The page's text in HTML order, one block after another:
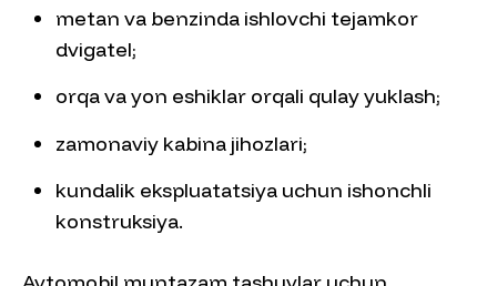
metan va benzinda ishlovchi tejamkor
dvigatel;
orqa va yon eshiklar orqali qulay yuklash;
zamonaviy kabina jihozlari;
kundalik ekspluatatsiya uchun ishonchli
konstruksiya.